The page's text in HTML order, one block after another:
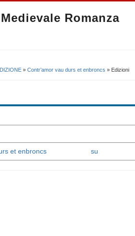
Romanza
» Contr’amor vau durs et enbroncs » Edizioni
et enbroncs
su